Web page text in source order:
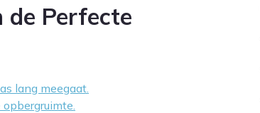
de Perfecte
lang meegaat.